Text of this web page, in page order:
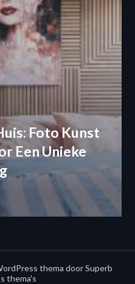
Foto Kunst
Een Unieke
thema doorSuperb
thema's